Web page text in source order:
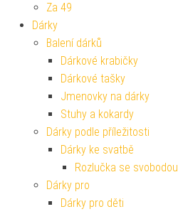
Za 49
Dárky
Balení dárků
Dárkové krabičky
Dárkové tašky
Jmenovky na dárky
Stuhy a kokardy
Dárky podle příležitosti
Dárky ke svatbě
Rozlučka se svobodou
Dárky pro
Dárky pro děti